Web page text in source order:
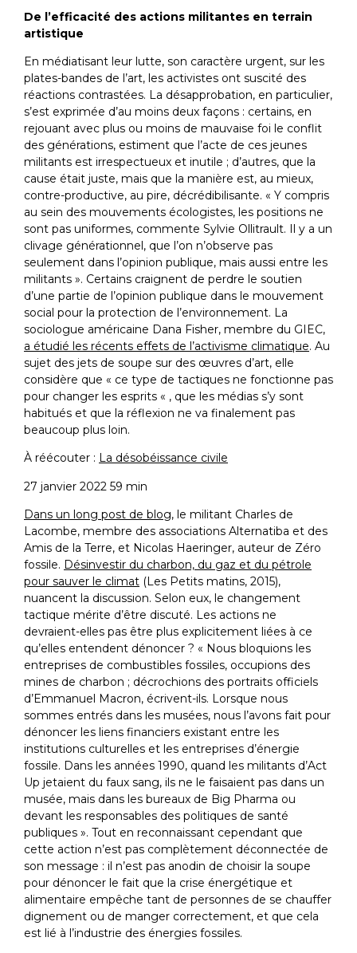
De l’efficacité des actions militantes en terrain
artistique
En médiatisant leur lutte, son caractère urgent, sur les
plates-bandes de l’art, les activistes ont suscité des
réactions contrastées. La désapprobation, en particulier,
s’est exprimée d’au moins deux façons : certains, en
rejouant avec plus ou moins de mauvaise foi le conflit
des générations, estiment que l’acte de ces jeunes
militants est irrespectueux et inutile ; d’autres, que la
cause était juste, mais que la manière est, au mieux,
contre-productive, au pire, décrédibilisante. « Y compris
au sein des mouvements écologistes, les positions ne
sont pas uniformes, commente Sylvie Ollitrault. Il y a un
clivage générationnel, que l’on n’observe pas
seulement dans l’opinion publique, mais aussi entre les
militants ». Certains craignent de perdre le soutien
d’une partie de l’opinion publique dans le mouvement
social pour la protection de l’environnement. La
sociologue américaine Dana Fisher, membre du GIEC,
a étudié les récents effets de l’activisme climatique. Au
sujet des jets de soupe sur des œuvres d’art, elle
considère que « ce type de tactiques ne fonctionne pas
pour changer les esprits « , que les médias s’y sont
habitués et que la réflexion ne va finalement pas
beaucoup plus loin.
À réécouter : La désobéissance civile
27 janvier 2022 59 min
Dans un long post de blog, le militant Charles de
Lacombe, membre des associations Alternatiba et des
Amis de la Terre, et Nicolas Haeringer, auteur de Zéro
fossile. Désinvestir du charbon, du gaz et du pétrole
pour sauver le climat (Les Petits matins, 2015),
nuancent la discussion. Selon eux, le changement
tactique mérite d’être discuté. Les actions ne
devraient-elles pas être plus explicitement liées à ce
qu’elles entendent dénoncer ? « Nous bloquions les
entreprises de combustibles fossiles, occupions des
mines de charbon ; décrochions des portraits officiels
d’Emmanuel Macron, écrivent-ils. Lorsque nous
sommes entrés dans les musées, nous l’avons fait pour
dénoncer les liens financiers existant entre les
institutions culturelles et les entreprises d’énergie
fossile. Dans les années 1990, quand les militants d’Act
Up jetaient du faux sang, ils ne le faisaient pas dans un
musée, mais dans les bureaux de Big Pharma ou
devant les responsables des politiques de santé
publiques ». Tout en reconnaissant cependant que
cette action n’est pas complètement déconnectée de
son message : il n’est pas anodin de choisir la soupe
pour dénoncer le fait que la crise énergétique et
alimentaire empêche tant de personnes de se chauffer
dignement ou de manger correctement, et que cela
est lié à l’industrie des énergies fossiles.